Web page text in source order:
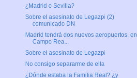
¿Madrid o Sevilla?
Sobre el asesinato de Legazpi (2)
comunicado DN
Madrid tendrá dos nuevos aeropuertos, en
Campo Rea...
Sobre el asesinato de Legazpi
No consigo separarme de ella
¿Dónde estaba la Familia Real? ¿y